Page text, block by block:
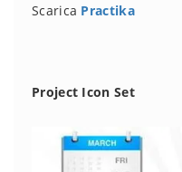
Scarica Practika
Project Icon Set